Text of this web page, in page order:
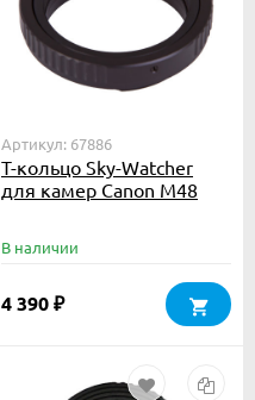
Артикул: 67886
Т-кольцо Sky-Watcher
для камер Canon M48
В наличии
4 390 ₽